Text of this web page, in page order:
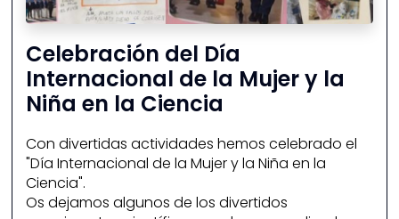
Celebración del Día
Internacional de la Mujer y la
Niña en la Ciencia
Con divertidas actividades hemos celebrado el
"Día Internacional de la Mujer y la Niña en la
Ciencia".
Os dejamos algunos de los divertidos